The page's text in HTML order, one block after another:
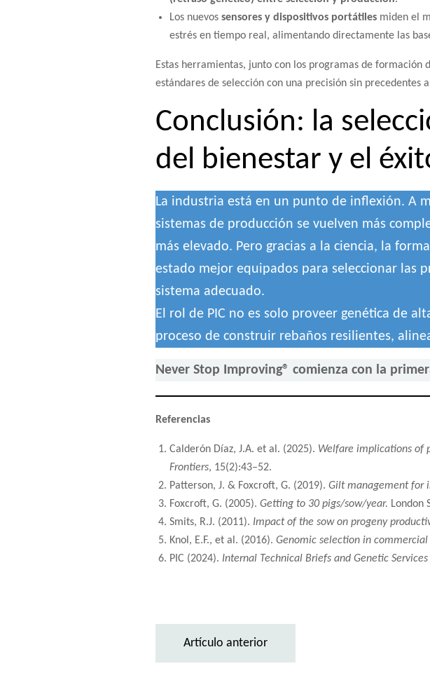
Los nuevos sensores y dispositivos portátiles miden el
estrés en tiempo real, alimentando directamente las
Estas herramientas, junto con los programas de formación
estándares de selección con una precisión sin precedentes
Conclusión: la
del bienestar y el
La industria está en un punto de inflexión. A
sistemas de producción se vuelven más
más elevado. Pero gracias a la ciencia, la
estado mejor equipados para seleccionar las
sistema adecuado.
El rol de PIC no es solo proveer genética de
proceso de construir rebaños resilientes,
Never Stop Improving® comienza con la
Referencias
Calderón Díaz, J.A. et al. (2025). Welfare implications of
Frontiers, 15(2):43–52.
Patterson, J. & Foxcroft, G. (2019). Gilt management for
Foxcroft, G. (2005). Getting to 30 pigs/sow/year. London
Smits, R.J. (2011). Impact of the sow on progeny
Knol, E.F., et al. (2016). Genomic selection in
PIC (2024). Internal Technical Briefs and Genetic Services
Artículo anterior